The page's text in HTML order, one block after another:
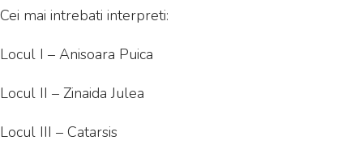
Cei mai intrebati interpreti:
Locul I – Anisoara Puica
Locul II – Zinaida Julea
Locul III – Catarsis